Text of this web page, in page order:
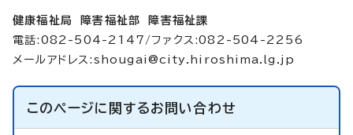
健康福祉局 障害福祉部 障害福祉課
電話:082-504-2147/ファクス:082-504-2256
メールアドレス: shougai@city.hiroshima.lg.jp
このページに関するお問い合わせ